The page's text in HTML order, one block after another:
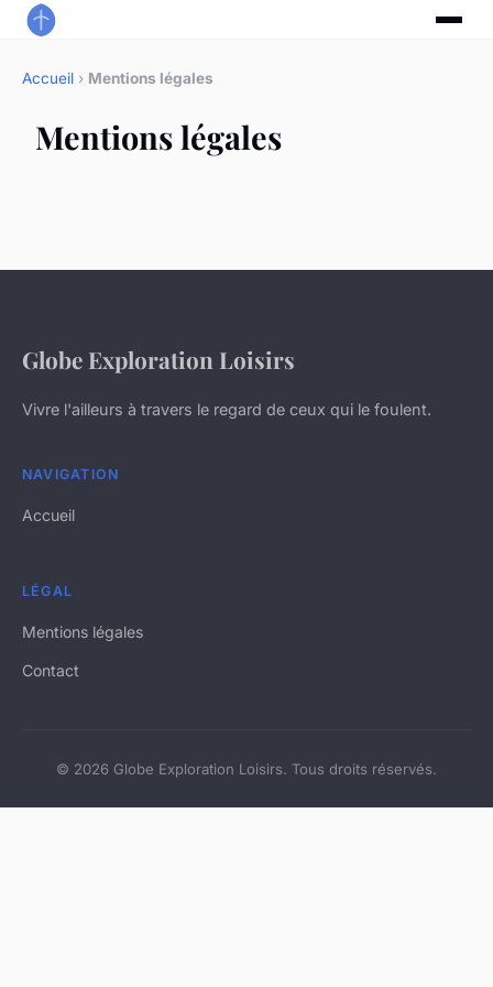
Accueil › Mentions légales
Mentions légales
Globe Exploration Loisirs
Vivre l'ailleurs à travers le regard de ceux qui le foulent.
NAVIGATION
Accueil
LÉGAL
Mentions légales
Contact
© 2026 Globe Exploration Loisirs. Tous droits réservés.